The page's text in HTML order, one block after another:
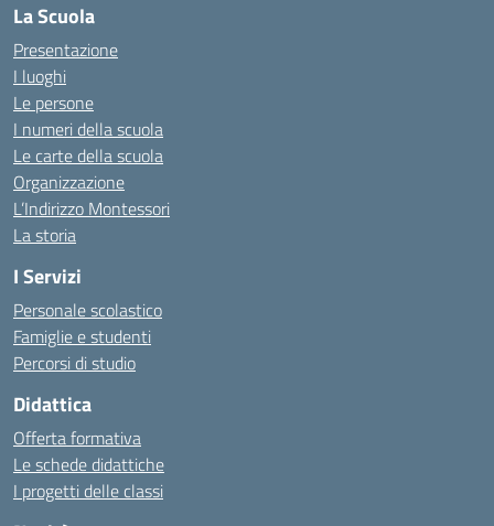
La Scuola
Presentazione
I luoghi
Le persone
I numeri della scuola
Le carte della scuola
Organizzazione
L’Indirizzo Montessori
La storia
I Servizi
Personale scolastico
Famiglie e studenti
Percorsi di studio
Didattica
Offerta formativa
Le schede didattiche
I progetti delle classi